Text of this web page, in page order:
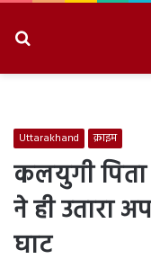
Uttarakhand क्राइम
कलयुगी
ने ही उतारा
घाट